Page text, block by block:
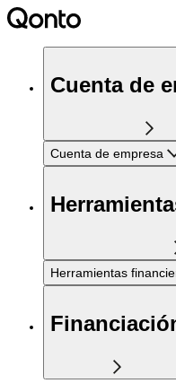
Cuenta de
Cuenta de empresa
Herramientas